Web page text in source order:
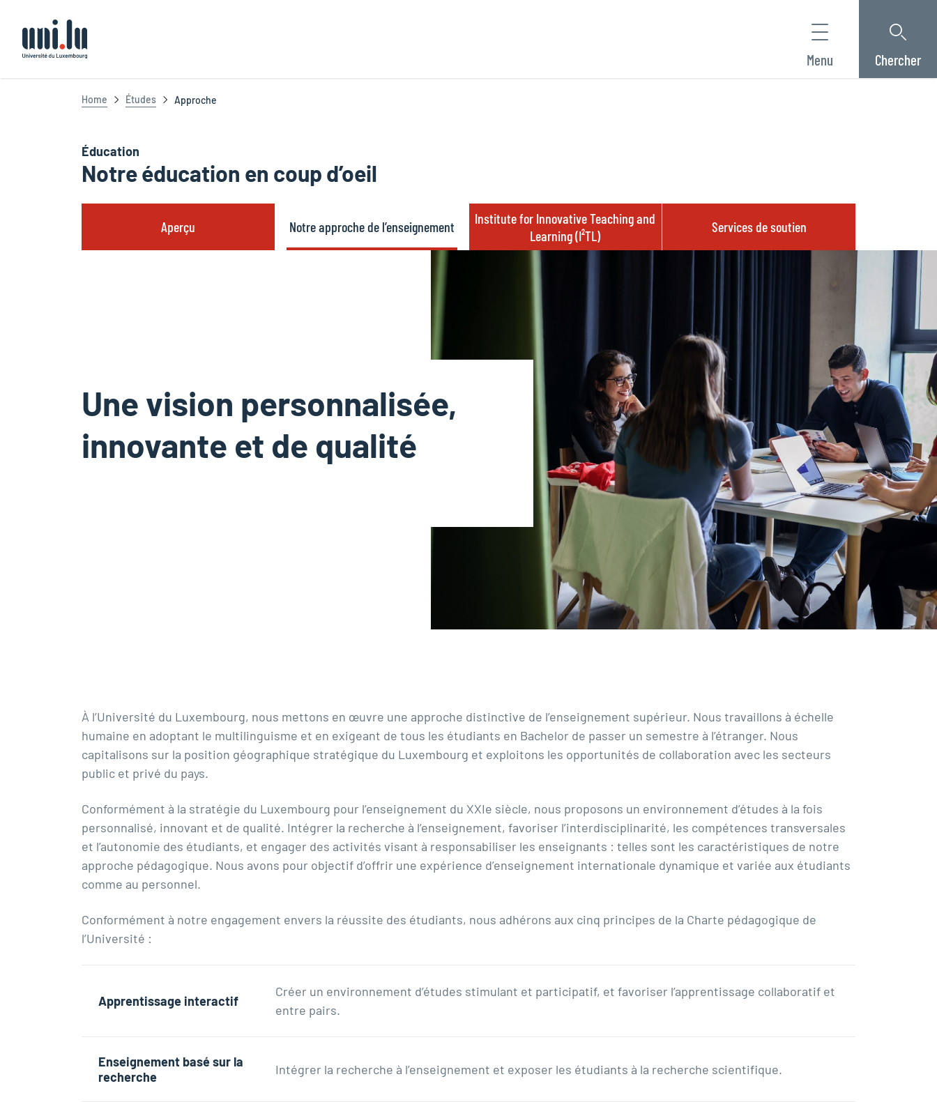
Menu Chercher
Home Études Approche
Éducation
Notre éducation en coup d’oeil
Aperçu Notre approche de l’enseignement
Institute for Innovative Teaching and
Learning (I²TL)
Services de soutien
Une vision personnalisée,
innovante et de qualité
À l’Université du Luxembourg, nous mettons en œuvre une approche distinctive de l’enseignement supérieur. Nous travaillons à échelle
humaine en adoptant le multilinguisme et en exigeant de tous les étudiants en Bachelor de passer un semestre à l’étranger. Nous
capitalisons sur la position géographique stratégique du Luxembourg et exploitons les opportunités de collaboration avec les secteurs
public et privé du pays.
Conformément à la stratégie du Luxembourg pour l’enseignement du XXIe siècle, nous proposons un environnement d’études à la fois
personnalisé, innovant et de qualité. Intégrer la recherche à l’enseignement, favoriser l’interdisciplinarité, les compétences transversales
et l’autonomie des étudiants, et engager des activités visant à responsabiliser les enseignants : telles sont les caractéristiques de notre
approche pédagogique. Nous avons pour objectif d’offrir une expérience d’enseignement internationale dynamique et variée aux étudiants
comme au personnel.
Conformément à notre engagement envers la réussite des étudiants, nous adhérons aux cinq principes de la Charte pédagogique de
l’Université :
Apprentissage interactif
Créer un environnement d’études stimulant et participatif, et favoriser l’apprentissage collaboratif et
entre pairs.
Enseignement basé sur la
recherche
Intégrer la recherche à l’enseignement et exposer les étudiants à la recherche scientifique.